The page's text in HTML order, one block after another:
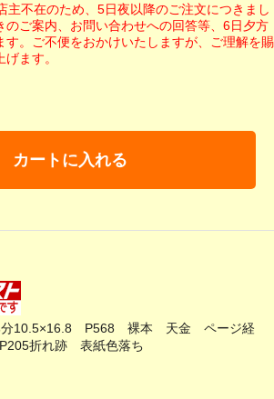
主不在のため、5日夜以降のご注文につきまし
のご案内、お問い合わせへの回答等、6日夕方
す。ご不便をおかけいたしますが、ご理解を賜
げます。
カートに入れる
分10.5×16.8 P568 裸本 天金 ページ経
折れ跡 表紙色落ち